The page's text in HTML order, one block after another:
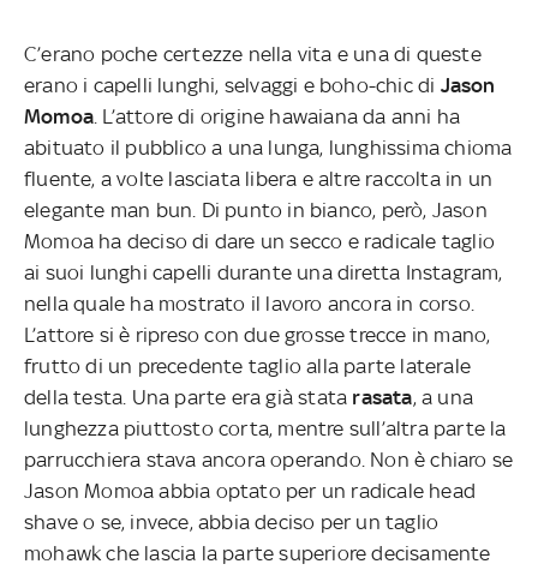
C’erano poche certezze nella vita e una di queste
erano i capelli lunghi, selvaggi e boho-chic di Jason
Momoa . L’attore di origine hawaiana da anni ha
abituato il pubblico a una lunga, lunghissima chioma
fluente, a volte lasciata libera e altre raccolta in un
elegante man bun. Di punto in bianco, però, Jason
Momoa ha deciso di dare un secco e radicale taglio
ai suoi lunghi capelli durante una diretta Instagram,
nella quale ha mostrato il lavoro ancora in corso.
L’attore si è ripreso con due grosse trecce in mano,
frutto di un precedente taglio alla parte laterale
della testa. Una parte era già stata rasata, a una
lunghezza piuttosto corta, mentre sull’altra parte la
parrucchiera stava ancora operando. Non è chiaro se
Jason Momoa abbia optato per un radicale head
shave o se, invece, abbia deciso per un taglio
mohawk che lascia la parte superiore decisamente